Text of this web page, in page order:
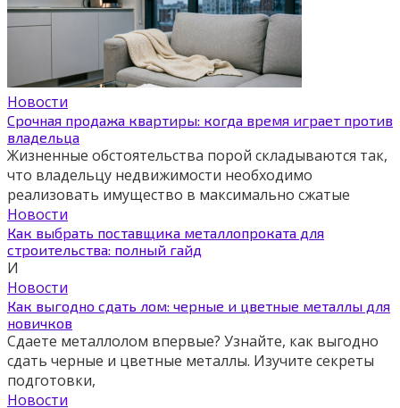
Новости
Срочная продажа квартиры: когда время играет против
владельца
Жизненные обстоятельства порой складываются так,
что владельцу недвижимости необходимо
реализовать имущество в максимально сжатые
Новости
Как выбрать поставщика металлопроката для
строительства: полный гайд
И
Новости
Как выгодно сдать лом: черные и цветные металлы для
новичков
Сдаете металлолом впервые? Узнайте, как выгодно
сдать черные и цветные металлы. Изучите секреты
подготовки,
Новости